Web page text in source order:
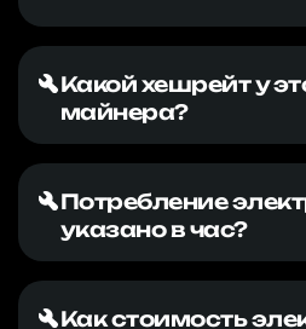
Какой хешрейт у
майнера?
Потребление
указано в час?
Как стоимость